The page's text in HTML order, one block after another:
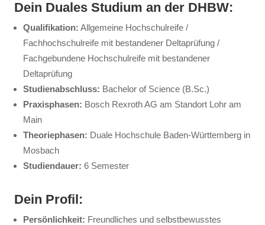
Dein Duales Studium an der DHBW:
Qualifikation: Allgemeine Hochschulreife /
Fachhochschulreife mit bestandener Deltaprüfung /
Fachgebundene Hochschulreife mit bestandener
Deltaprüfung
Studienabschluss: Bachelor of Science (B.Sc.)
Praxisphasen: Bosch Rexroth AG am Standort Lohr am
Main
Theoriephasen: Duale Hochschule Baden-Württemberg in
Mosbach
Studiendauer: 6 Semester
Dein Profil:
Persönlichkeit: Freundliches und selbstbewusstes